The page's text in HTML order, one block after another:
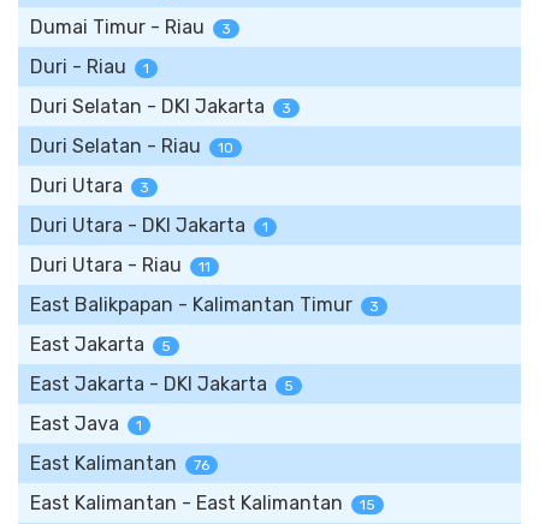
Dumai Timur - Riau 3
Duri - Riau 1
Duri Selatan - DKI Jakarta 3
Duri Selatan - Riau 10
Duri Utara 3
Duri Utara - DKI Jakarta 1
Duri Utara - Riau 11
East Balikpapan - Kalimantan Timur 3
East Jakarta 5
East Jakarta - DKI Jakarta 5
East Java 1
East Kalimantan 76
East Kalimantan - East Kalimantan 15